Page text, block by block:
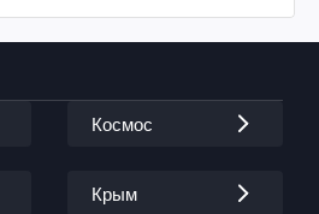
Космос
Крым